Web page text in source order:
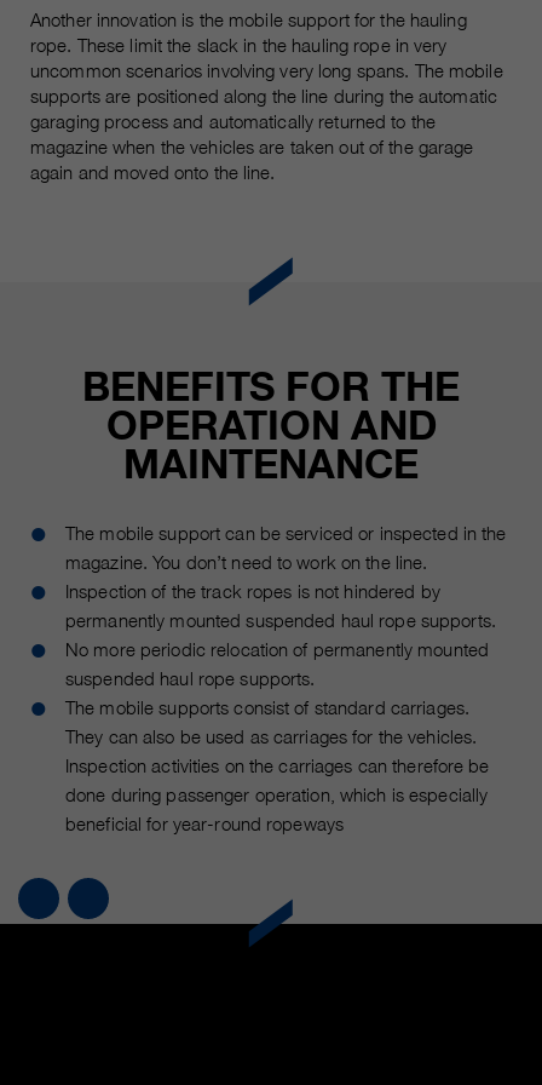
Another innovation is the mobile support for the hauling
rope. These limit the slack in the hauling rope in very
uncommon scenarios involving very long spans. The mobile
supports are positioned along the line during the automatic
garaging process and automatically returned to the
magazine when the vehicles are taken out of the garage
again and moved onto the line.
BENEFITS FOR THE
OPERATION AND
MAINTENANCE
The mobile support can be serviced or inspected in the
magazine. You don’t need to work on the line.
Inspection of the track ropes is not hindered by
permanently mounted suspended haul rope supports.
No more periodic relocation of permanently mounted
suspended haul rope supports.
The mobile supports consist of standard carriages.
They can also be used as carriages for the vehicles.
Inspection activities on the carriages can therefore be
done during passenger operation, which is especially
beneficial for year-round ropeways
pour la session actuelle du
navigateur
fin
C’est utilisé pour protéger contre
les spams causés par les spams.
sgalinski Cookie Opt In
Enregistre les paramètres de
cookie sélectionnés par
l’utilisateur.
Les cookies marketing comprennent le suivi et les
cookies statistiques
Name
_ga, _gid, _gat, __utma, __utmb,
__utmc, __utmd, __utmz
fournisseur Google Analytics
Ces cookies sont utilisés par
d’utilisation, y compris des
informations personnelles et non
personnelles. Vous trouverez de
plus amples informations dans les
dispositions sur la protection des
https://policies.google.com/privacy.
qui nous aident à améliorer nos
sites Internet / nos applications.
Ces informations sont également
transmises à nos clients /
informations sur les cookies